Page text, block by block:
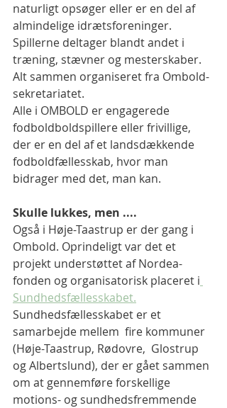
naturligt opsøger eller er en del af
almindelige idrætsforeninger.
Spillerne deltager blandt andet i
træning, stævner og mesterskaber.
Alt sammen organiseret fra Ombold-
sekretariatet.
Alle i OMBOLD er engagerede
fodboldboldspillere eller frivillige,
der er en del af et landsdækkende
fodboldfællesskab, hvor man
bidrager med det, man kan.
Skulle lukkes, men ....
Også i Høje-Taastrup er der gang i
Ombold. Oprindeligt var det et
projekt understøttet af Nordea-
fonden og organisatorisk placeret i
Sundhedsfællesskabet.
Sundhedsfællesskabet er et
samarbejde mellem  fire kommuner
(Høje-Taastrup, Rødovre,  Glostrup
og Albertslund), der er gået sammen
om at gennemføre forskellige
motions- og sundhedsfremmende